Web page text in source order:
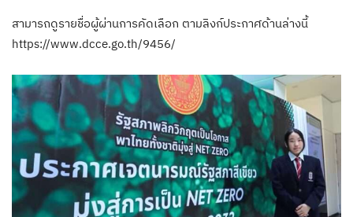
สามารถดูรายชื่อผู้ผ่านการคัดเลือก ตามลิงก์ประกาศด้านล่างนี้​
https://www.dcce.go.th/9456/